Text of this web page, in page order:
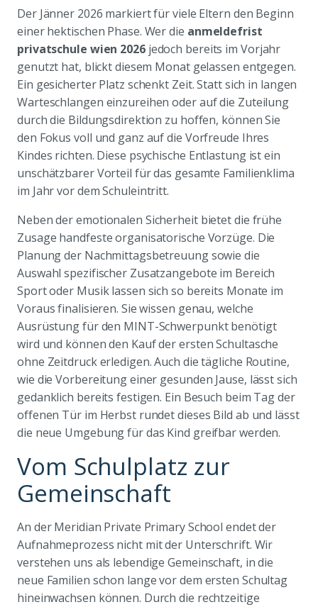
Der Jänner 2026 markiert für viele Eltern den Beginn
einer hektischen Phase. Wer die anmeldefrist
privatschule wien 2026jedoch bereits im Vorjahr
genutzt hat, blickt diesem Monat gelassen entgegen.
Ein gesicherter Platz schenkt Zeit. Statt sich in langen
Warteschlangen einzureihen oder auf die Zuteilung
durch die Bildungsdirektion zu hoffen, können Sie
den Fokus voll und ganz auf die Vorfreude Ihres
Kindes richten. Diese psychische Entlastung ist ein
unschätzbarer Vorteil für das gesamte Familienklima
im Jahr vor dem Schuleintritt.
Neben der emotionalen Sicherheit bietet die frühe
Zusage handfeste organisatorische Vorzüge. Die
Planung der Nachmittagsbetreuung sowie die
Auswahl spezifischer Zusatzangebote im Bereich
Sport oder Musik lassen sich so bereits Monate im
Voraus finalisieren. Sie wissen genau, welche
Ausrüstung für den MINT-Schwerpunkt benötigt
wird und können den Kauf der ersten Schultasche
ohne Zeitdruck erledigen. Auch die tägliche Routine,
wie die Vorbereitung einer gesunden Jause, lässt sich
gedanklich bereits festigen. Ein Besuch beim Tag der
offenen Tür im Herbst rundet dieses Bild ab und lässt
die neue Umgebung für das Kind greifbar werden.
Vom Schulplatz zur
Gemeinschaft
An der Meridian Private Primary School endet der
Aufnahmeprozess nicht mit der Unterschrift. Wir
verstehen uns als lebendige Gemeinschaft, in die
neue Familien schon lange vor dem ersten Schultag
hineinwachsen können. Durch die rechtzeitige